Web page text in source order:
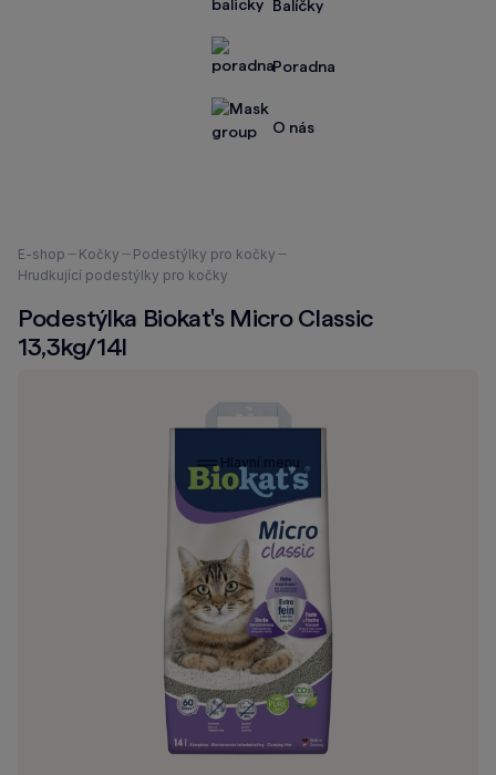
Balíčky
Poradna
O nás
Hlavní menu
Nacházíte
se
E-shop Kočky
Podestýlky pro kočky
Hrudkující podestýlky pro kočky
Podestýlka Biokat's Micro Classic
13,3kg/14l